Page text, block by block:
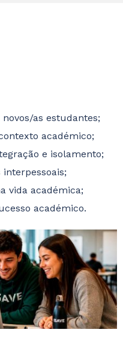
as estudantes;
académico;
e isolamento;
vida académica;
académico.